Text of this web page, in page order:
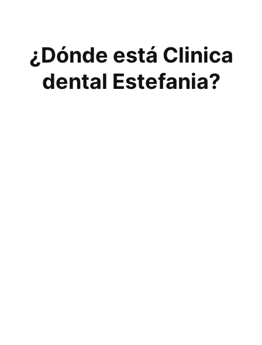
¿Dónde está Clinica
dental Estefania?